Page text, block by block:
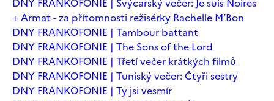
+ Armat - za přítomnosti režisérky Rachelle M’Bon
DNY FRANKOFONIE | Tambour battant
DNY FRANKOFONIE | The Sons of the Lord
DNY FRANKOFONIE | Třetí večer krátkých filmů
DNY FRANKOFONIE | Tuniský večer: Čtyři sestry
DNY FRANKOFONIE | Ty jsi vesmír